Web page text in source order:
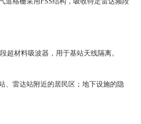
超材料吸波器，用于基站天线隔离。
、雷达站附近的居民区；地下设施的隐